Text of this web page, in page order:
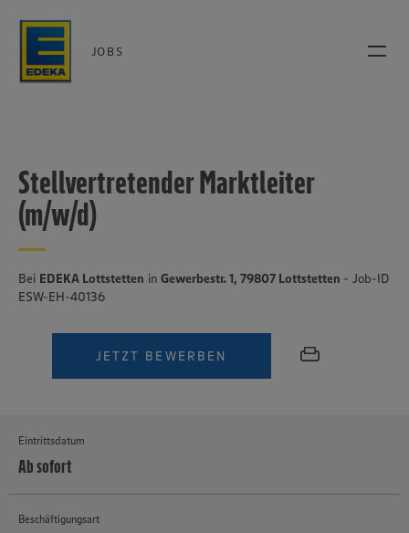
JOBS
Stellvertretender Marktleiter
(m/w/d)
Bei EDEKA Lottstetten in Gewerbestr. 1, 79807 Lottstetten - Job-ID
ESW-EH-40136
JETZT BEWERBEN
Eintrittsdatum
Ab sofort
Beschäftigungsart